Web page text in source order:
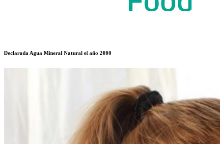
Declarada Agua Mineral Natural el año 2000